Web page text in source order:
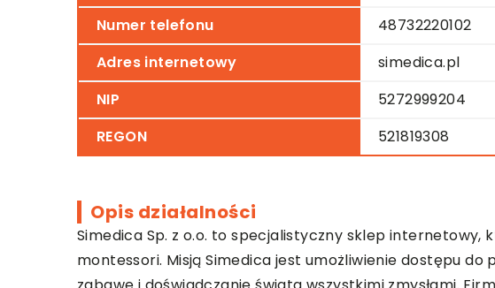
Numer telefonu
48732220102
Adres internetowy
simedica.pl
NIP
5272999204
REGON
521819308
Opis działalności
Simedica Sp. z o.o. to specjalistyczny sklep
montessori. Misją Simedica jest umożliwienie dostępu